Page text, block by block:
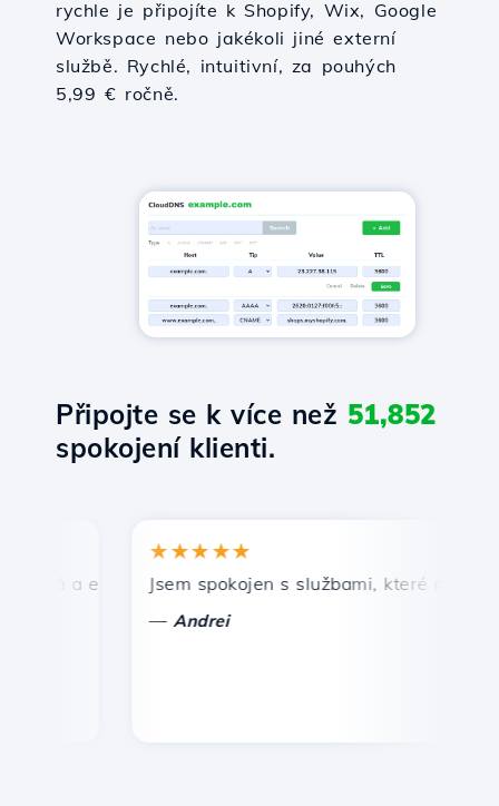
rychle je připojíte k Shopify, Wix, Google
Workspace nebo jakékoli jiné externí
službě. Rychlé, intuitivní, za pouhých
5,99 € ročně.
Připojte se k více než 51,852
spokojení klienti.
a efektivní technická podpora.
★★★★★
Jsem spokojen s službami, které nabízí
Andrei